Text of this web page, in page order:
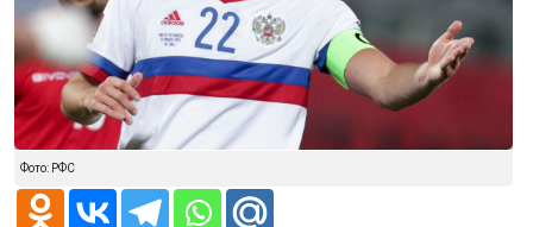
Фото: РФС